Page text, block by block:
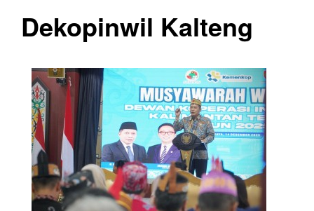
Dekopinwil Kalteng